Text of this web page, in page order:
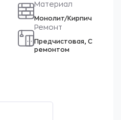
Материал
Монолит/Кирпич
Ремонт
Предчистовая, С
ремонтом